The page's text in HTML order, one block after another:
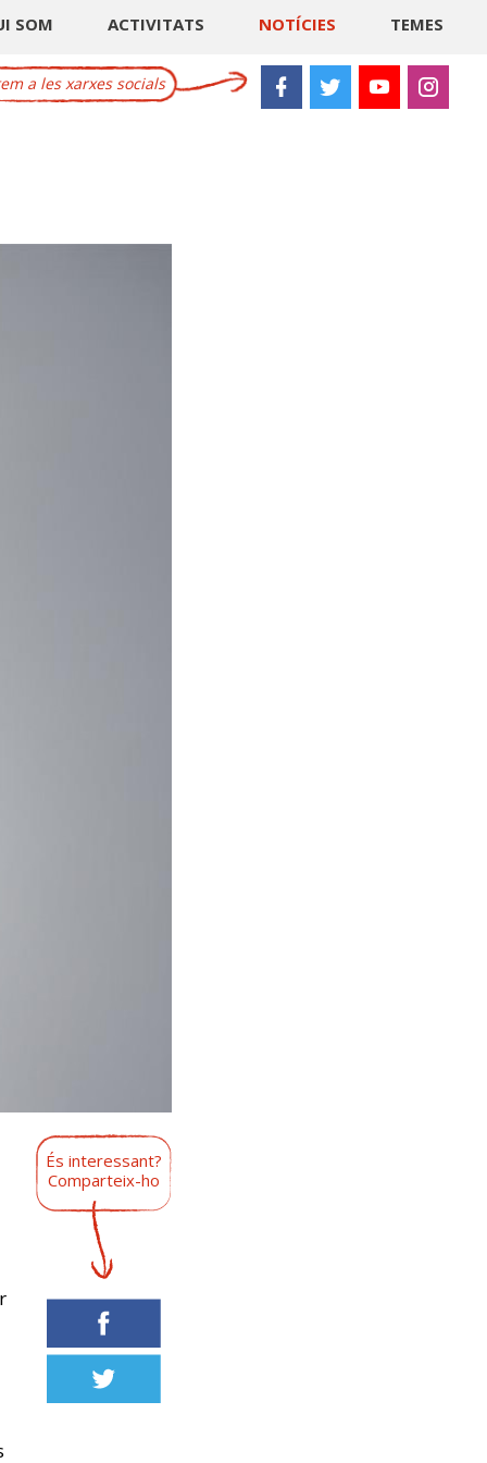
SOM ACTIVITATS NOTÍCIES TEMES
a les xarxes socials
És interessant?
Comparteix-ho